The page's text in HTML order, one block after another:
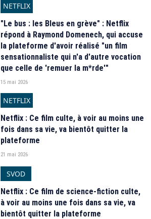
NETFLIX
"Le bus : les Bleus en grève" : Netflix
répond à Raymond Domenech, qui accuse
la plateforme d'avoir réalisé "un film
sensationnaliste qui n'a d'autre vocation
que celle de 'remuer la m*rde'"
15 mai 2026
NETFLIX
Netflix : Ce film culte, à voir au moins une
fois dans sa vie, va bientôt quitter la
plateforme
21 mai 2026
SVOD
Netflix : Ce film de science-fiction culte,
à voir au moins une fois dans sa vie, va
bientôt quitter la plateforme